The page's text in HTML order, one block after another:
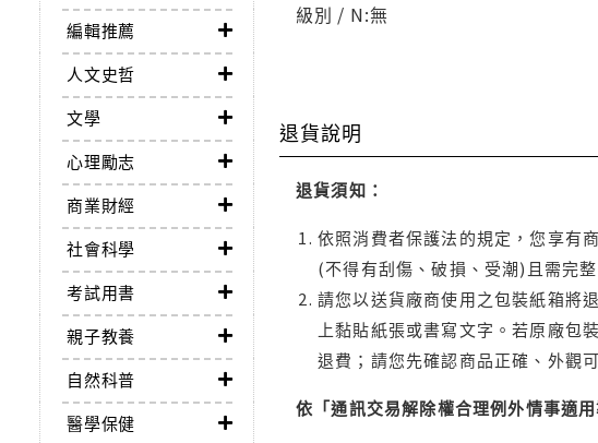
編輯推薦
人文史哲
文學
心理勵志
商業財經
社會科學
考試用書
親子教養
自然科普
醫學保健
級別 / N:無
退貨說明
退貨須知：
依照消費者保護法的規定，您享有
(不得有刮傷、破損、受潮)且需完
請您以送貨廠商使用之包裝紙箱將
上黏貼紙張或書寫文字。若原廠包
退費；請您先確認商品正確、外觀
依「通訊交易解除權合理例外情事適